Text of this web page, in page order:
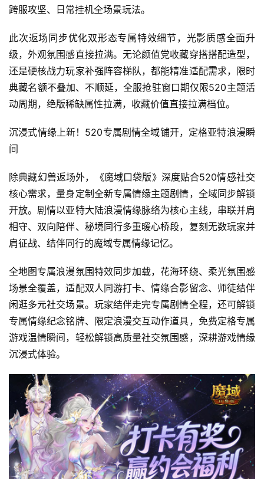
首
页
游
茶
原
游
戏
业
界
手
跨服攻坚、日常挂机全场景玩法。
此次返场同步优化双形态专属特效细节，光影质感全面升
级，外观氛围感直接拉满。无论颜值党收藏穿搭搭配造型，
还是硬核战力玩家补强阵容梯队，都能精准适配需求，限时
典藏名额不叠加、不顺延，全服抢驻窗口期仅限520主题活
动周期，绝版稀缺属性拉满，收藏价值直接拉满档位。
沉浸式情缘上新！520专属剧情全域铺开，定格亚特浪漫瞬
间
除典藏幻兽返场外，《魔域口袋版》深度贴合520情感社交
核心需求，量身定制全新专属情缘主题剧情，全域同步解锁
开放。剧情以亚特大陆浪漫情缘脉络为核心主线，串联并肩
相守、双向陪伴、秘境同行多重暖心桥段，复刻无数玩家并
肩征战、结伴同行的魔域专属情缘记忆。
全地图专属浪漫氛围特效同步加载，花海环绕、柔光氛围感
场景全覆盖，适配双人同游打卡、情缘合影留念、师徒结伴
闲逛多元社交场景。玩家结伴走完专属剧情全程，还可解锁
专属情缘纪念铭牌、限定浪漫交互动作道具，免费定格专属
游戏温情瞬间，轻松解锁高质量社交氛围感，深耕游戏情缘
沉浸式体验。